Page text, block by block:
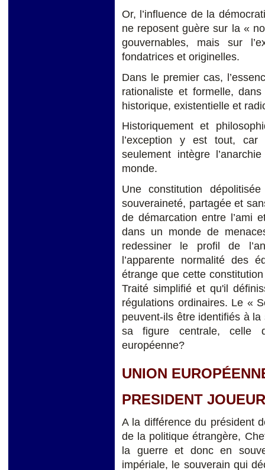
Or, l’influence de la
ne reposent guère sur la «
gouvernables, mais sur
fondatrices et originelles.
Dans le premier cas,
rationaliste et formelle,
historique, existentielle et
Historiquement et
l’exception y est tout,
seulement intègre
monde.
Une constitution
souveraineté, partagée et
de démarcation entre l’ami
dans un monde de
redessiner le profil de
l’apparente normalité des
étrange que cette
Traité simplifié et qu'il
régulations ordinaires. Le «
peuvent-ils être identifiés à
sa figure centrale, celle
européenne?
UNION
PRESIDENT
A la différence du président
de la politique étrangère,
la guerre et donc en
impériale, le souverain qui